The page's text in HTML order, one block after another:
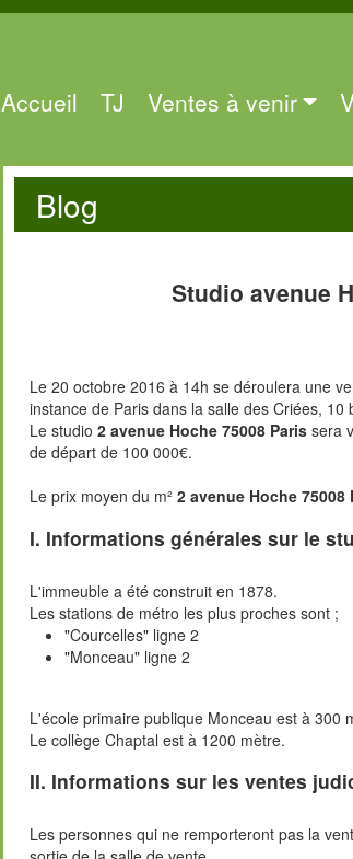
Accueil TJ Ventes à venir
Blog
Studio avenue
Le 20 octobre 2016 à 14h se déroulera une
instance de Paris dans la salle des Criées,
Le studio2 avenue Hoche 75008 Parissera
de départ de 100 000€.
Le prix moyen du m²2 avenue Hoche 75008
I. Informations générales sur le
L'immeuble a été construit en 1878.
Les stations de métro les plus proches sont ;
"Courcelles" ligne 2
"Monceau" ligne 2
L'école primaire publique Monceau est à 300
Le collège Chaptal est à 1200 mètre.
II. Informations sur les ventes
Les personnes qui ne remporteront pas la